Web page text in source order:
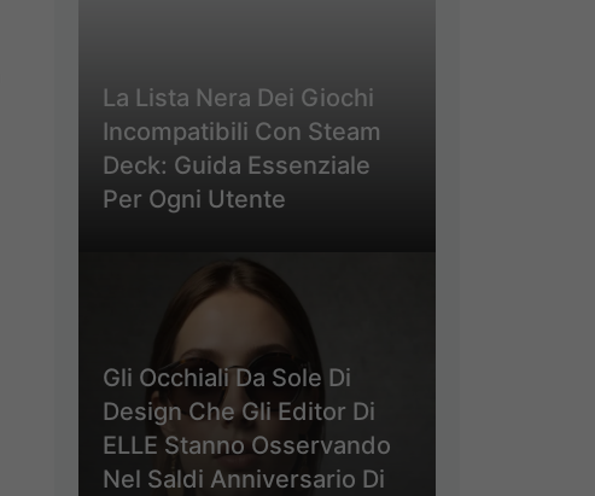
La Lista Nera Dei Giochi
Incompatibili Con Steam
Deck: Guida Essenziale
Per Ogni Utente
Gli Occhiali Da Sole Di
Design Che Gli Editor Di
ELLE Stanno Osservando
Nel Saldi Anniversario Di